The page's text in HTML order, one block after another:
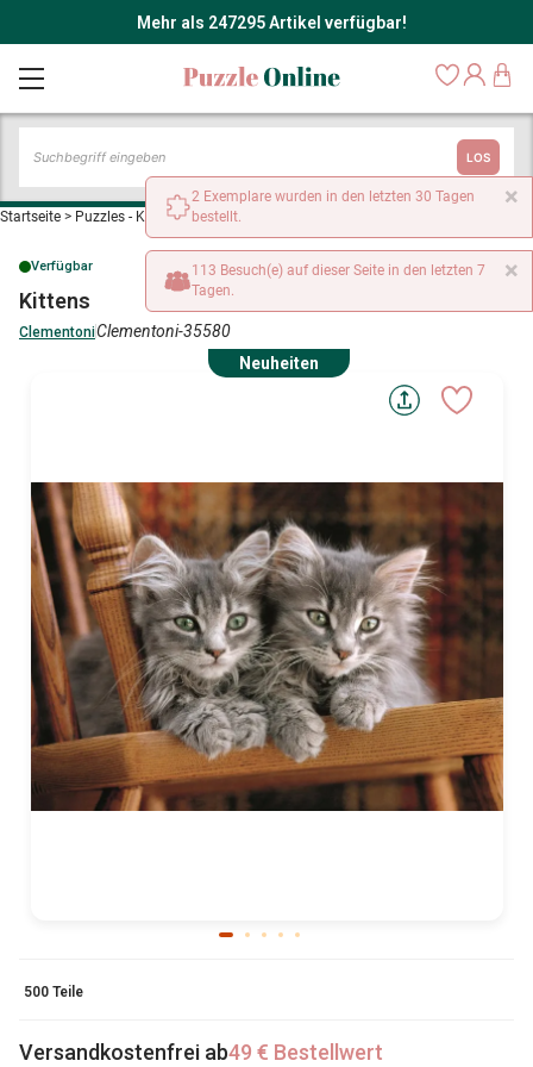
Mehr als 247295 Artikel verfügbar!
LOS
Startseite > Puzzles - Katzen >Kittens
Verfügbar
Kittens
ClementoniClementoni-35580
Neuheiten
500 Teile
Versandkostenfrei ab49 € Bestellwert
×
2 Exemplare wurden in den letzten 30 Tagen
bestellt.
×
113 Besuch(e) auf dieser Seite in den letzten 7
Tagen.